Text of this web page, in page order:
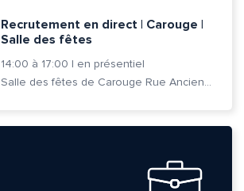
Recrutement en direct | Carouge |
Salle des fêtes
14:00 à 17:00 | en présentiel
Salle des fêtes de Carouge Rue Ancienne 37, 1227 Carouge